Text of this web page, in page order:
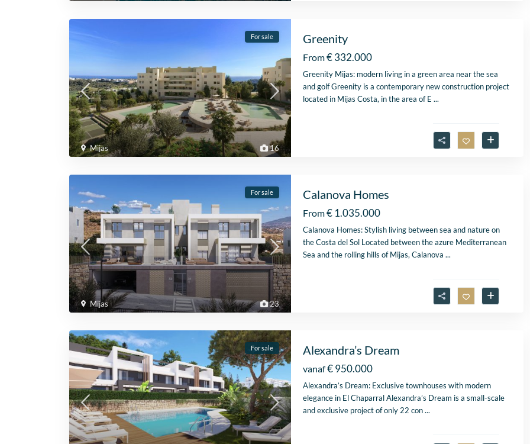
16
Mijas
For sale Greenity
From€ 332.000
Greenity Mijas: modern living in a green area near the sea
and golf Greenity is a contemporary new construction project
located in Mijas Costa, in the area of E ...
23
Mijas
For sale Calanova Homes
From€ 1.035.000
Calanova Homes: Stylish living between sea and nature on
the Costa del Sol Located between the azure Mediterranean
Sea and the rolling hills of Mijas, Calanova ...
For sale Alexandra’s Dream
vanaf€ 950.000
Alexandra’s Dream: Exclusive townhouses with modern
elegance in El Chaparral Alexandra’s Dream is a small-scale
and exclusive project of only 22 con...
perfect, alleen maar lof!